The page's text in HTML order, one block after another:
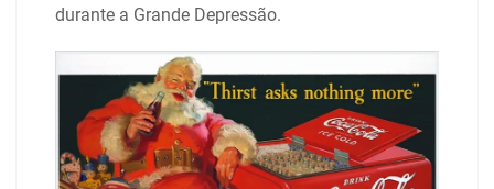
durante a Grande Depressão.